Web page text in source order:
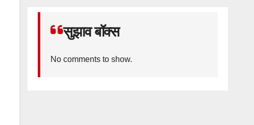
सुझाव बॉक्स
No comments to show.